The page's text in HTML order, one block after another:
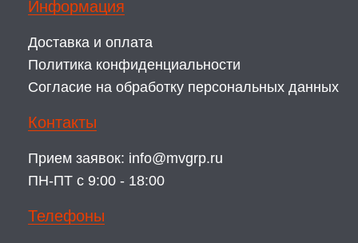
Информация
Доставка и оплата
Политика конфиденциальности
Согласие на обработку персональных данных
Контакты
Прием заявок: info@mvgrp.ru
ПН-ПТ с 9:00 - 18:00
Телефоны